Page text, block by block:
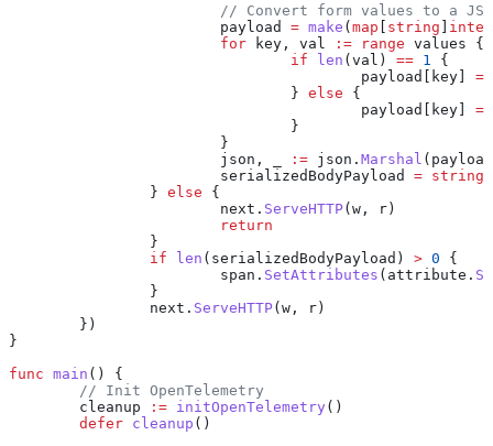
// Convert form values to a
			payload
= make (map [ string ]
			for
key , val := range values {
				if
len (val ) == 1
{
					payload
[ key] =
				}
else {
					payload
[ key] =
				}
			}
			json
, := json . Marshal ( payload
			serializedBodyPayload
= string
		}
else {
			next
. ServeHTTP(w , r)
			return
		}
		if
len ( serializedBodyPayload ) > 0 {
			span
. SetAttributes ( attribute .
		}
		next
. ServeHTTP(w , r)
	})
}
func main () {
	// Init OpenTelemetry
	cleanup
:= initOpenTelemetry ()
	defer
cleanup ()